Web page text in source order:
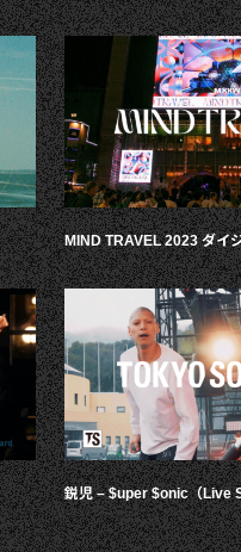
MIND TRAVEL 2023 ダイ
鋭児 – $uper $onic（Live